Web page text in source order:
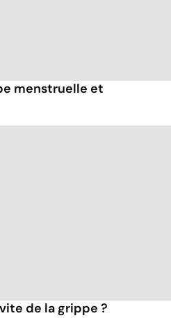
menstruelle et
de la grippe ?